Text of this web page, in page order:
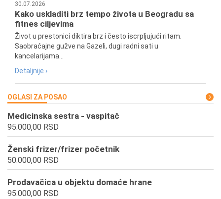
30.07.2026
Kako uskladiti brz tempo života u Beogradu sa
fitnes ciljevima
Život u prestonici diktira brz i često iscrpljujući ritam.
Saobraćajne gužve na Gazeli, dugi radni sati u
kancelarijama...
Detaljnije ›
OGLASI ZA POSAO
Medicinska sestra - vaspitač
95.000,00 RSD
Ženski frizer/frizer početnik
50.000,00 RSD
Prodavačica u objektu domaće hrane
95.000,00 RSD